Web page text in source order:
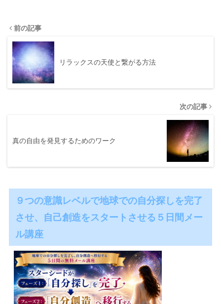
前の記事
リラックスの天使と繋がる方法
次の記事
真の自由を発見するためのワーク
９つの意識レベルで地球での自分探しを完了
させ、自己創造をスタートさせる５日間メー
ル講座